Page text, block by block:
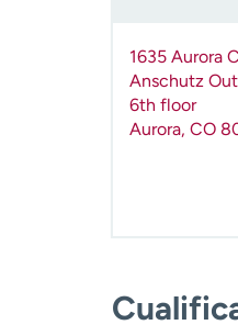
1635 Aurora
Anschutz
6th floor
Aurora, CO